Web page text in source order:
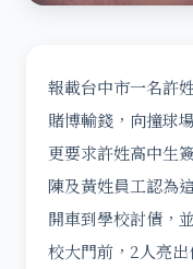
報載台中市一名許
賭博輸錢，向撞球
更要求許姓高中生
陳及黃姓員工認為
開車到學校討債，
校大門前，2人亮